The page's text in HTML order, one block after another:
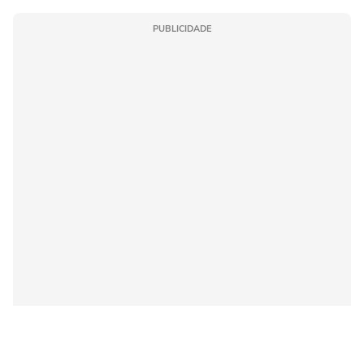
PUBLICIDADE